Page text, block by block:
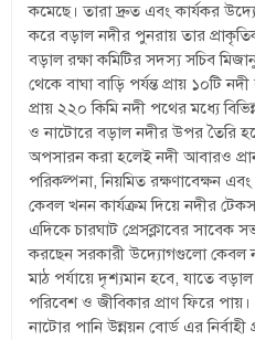
কমেছে। তারা দ্রুত এবং কার্যকর
করে বড়াল নদীর পুনরায় তার
বড়াল রক্ষা কমিটির সদস্য সচিব
থেকে বাঘা বাড়ি পর্যন্ত প্রায় ১০টি
প্রায় ২২০ কিমি নদী পথের মধ্যে
ও নাটোরে বড়াল নদীর উপর তৈরি
অপসারন করা হলেই নদী আবারও
পরিকল্পনা, নিয়মিত রক্ষণাবেক্ষন
কেবল খনন কার্যক্রম দিয়ে নদীর
এদিকে চারঘাট প্রেসক্লাবের
করছেন সরকারী উদ্যোগগুলো কেবল
মাঠ পর্যায়ে দৃশ্যমান হবে, যাতে
পরিবেশ ও জীবিকার প্রাণ ফিরে পায়।
নাটোর পানি উন্নয়ন বোর্ড এর